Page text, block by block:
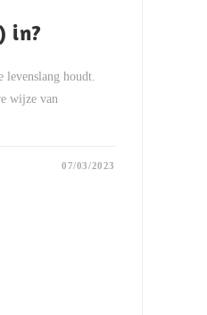
in?
levenslang houdt.
wijze van
07/03/2023